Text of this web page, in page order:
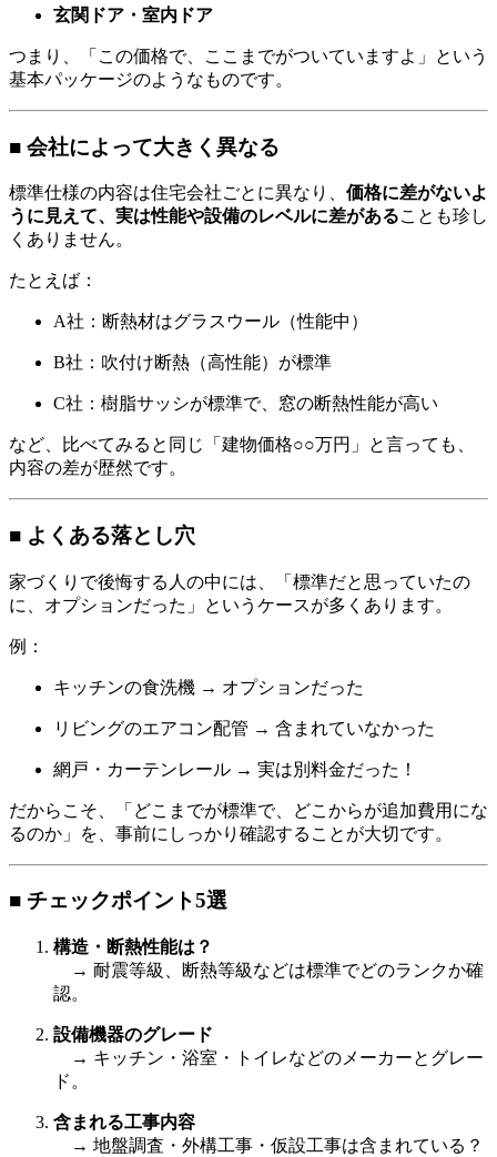
玄関ドア・室内ドア
つまり、「この価格で、ここまでがついていますよ」という
基本パッケージのようなものです。
■ 会社によって大きく異なる
標準仕様の内容は住宅会社ごとに異なり、 価格に差がないよ
うに見えて、実は性能や設備のレベルに差があることも珍し
くありません。
たとえば：
A社：断熱材はグラスウール（性能中）
B社：吹付け断熱（高性能）が標準
C社：樹脂サッシが標準で、窓の断熱性能が高い
など、比べてみると同じ「建物価格○○万円」と言っても、
内容の差が歴然です。
■ よくある落とし穴
家づくりで後悔する人の中には、「標準だと思っていたの
に、オプションだった」というケースが多くあります。
例：
キッチンの食洗機 → オプションだった
リビングのエアコン配管 → 含まれていなかった
網戸・カーテンレール → 実は別料金だった！
だからこそ、「どこまでが標準で、どこからが追加費用にな
るのか」を、事前にしっかり確認することが大切です。
■ チェックポイント5選
構造・断熱性能は？
→ 耐震等級、断熱等級などは標準でどのランクか確
認。
設備機器のグレード
→ キッチン・浴室・トイレなどのメーカーとグレー
ド。
含まれる工事内容
→ 地盤調査・外構工事・仮設工事は含まれている？